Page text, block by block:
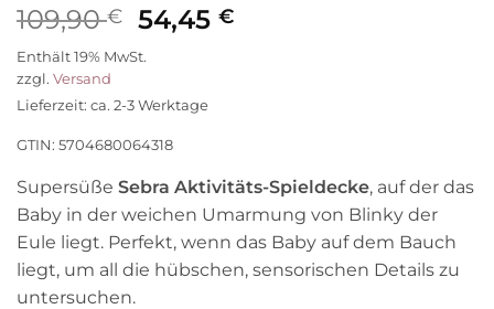
109,90€
Ursprünglicher
Preis
war:
109,90 €
54,45€Aktueller
Enthält 19% MwSt.
zzgl. Versand
Lieferzeit: ca. 2-3 Werktage
GTIN: 5704680064318
Supersüße Sebra Aktivitäts-Spieldecke, auf der das
Baby in der weichen Umarmung von Blinky der
Eule liegt. Perfekt, wenn das Baby auf dem Bauch
liegt, um all die hübschen, sensorischen Details zu
untersuchen.